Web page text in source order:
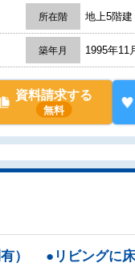
所在階 地上5階
築年月 1995年11
資料請求する
無料